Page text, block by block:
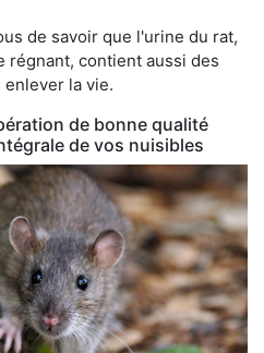
de savoir que l'urine du rat,
régnant, contient aussi des
la vie.
de bonne qualité
de vos nuisibles